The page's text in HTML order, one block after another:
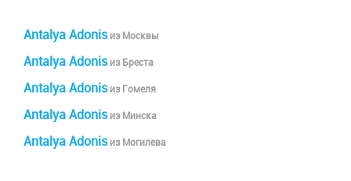
Antalya Adonisиз Москвы
Antalya Adonisиз Бреста
Antalya Adonisиз Гомеля
Antalya Adonisиз Минска
Antalya Adonisиз Могилева